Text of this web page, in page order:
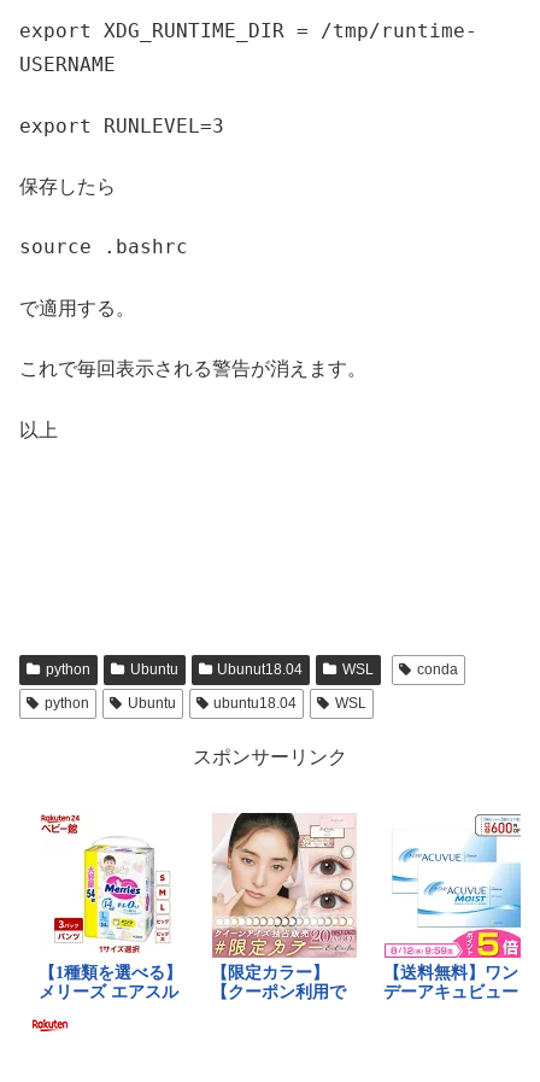
export XDG_RUNTIME_DIR = /tmp/runtime-
USERNAME
export RUNLEVEL=3
保存したら
source .bashrc
で適用する。
これで毎回表示される警告が消えます。
以上
python Ubuntu Ubunut18.04 WSL
conda
python
Ubuntu ubuntu18.04 WSL
スポンサーリンク